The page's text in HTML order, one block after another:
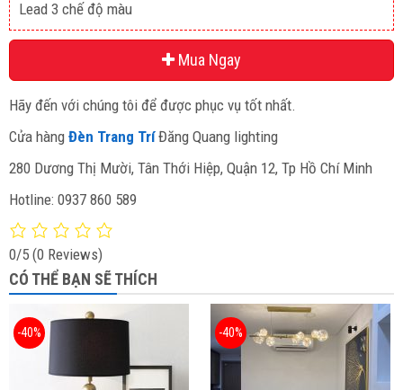
Lead 3 chế độ màu
Mua Ngay
Hãy đến với chúng tôi để được phục vụ tốt nhất.
Cửa hàng Đèn Trang TríĐăng Quang lighting
280 Dương Thị Mười, Tân Thới Hiệp, Quận 12, Tp Hồ Chí Minh
Hotline: 0937 860 589
0/5 (0 Reviews)
CÓ THỂ BẠN SẼ THÍCH
-40% -40%